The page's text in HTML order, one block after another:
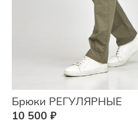
Брюки РЕГУЛЯРНЫЕ
10 500 ₽